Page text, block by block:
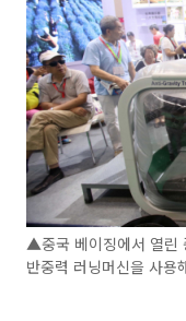
▲중국 베이징에서 열린
반중력 러닝머신을 사